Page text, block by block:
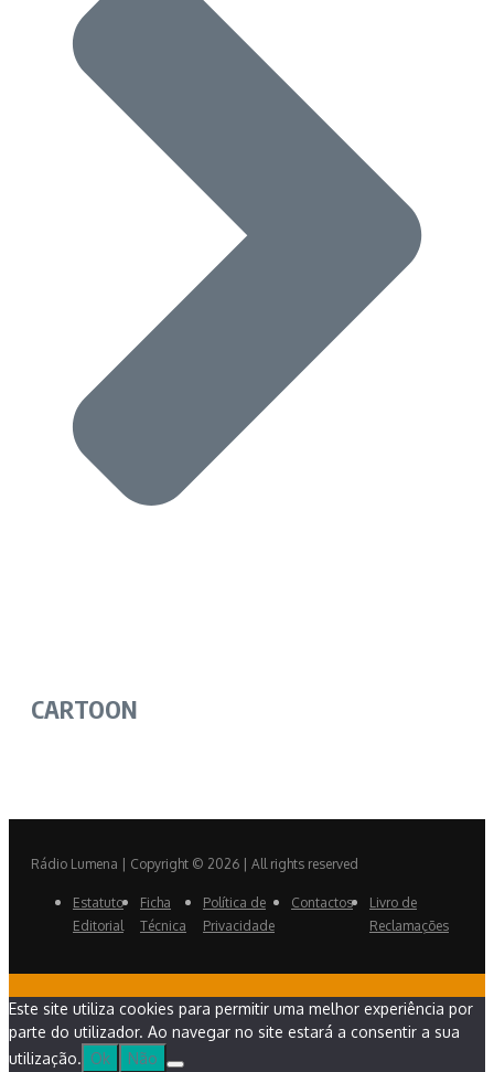
CARTOON
Rádio Lumena | Copyright © 2026 | All rights reserved
Estatuto
Editorial
Ficha
Técnica
Política de
Privacidade
Contactos
Livro de
Reclamações
Este site utiliza cookies para permitir uma melhor experiência por
parte do utilizador. Ao navegar no site estará a consentir a sua
utilização. Ok Não